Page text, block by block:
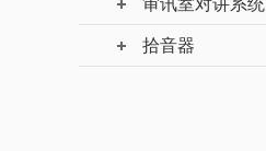
审讯室对讲系统
拾音器